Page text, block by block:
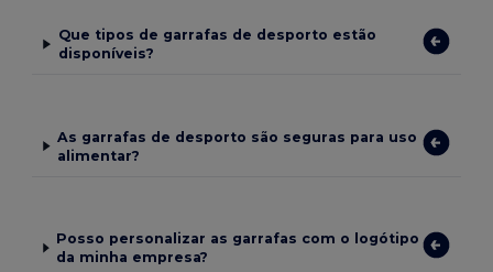
Que tipos de garrafas de desporto estão
disponíveis?
As garrafas de desporto são seguras para uso
alimentar?
Posso personalizar as garrafas com o logótipo
da minha empresa?